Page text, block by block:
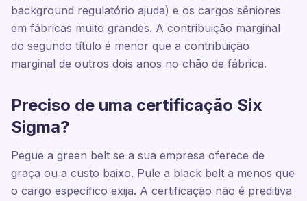
background regulatório ajuda) e os cargos sêniores
em fábricas muito grandes. A contribuição marginal
do segundo título é menor que a contribuição
marginal de outros dois anos no chão de fábrica.
Preciso de uma certificação Six
Sigma?
Pegue a green belt se a sua empresa oferece de
graça ou a custo baixo. Pule a black belt a menos que
o cargo específico exija. A certificação não é preditiva